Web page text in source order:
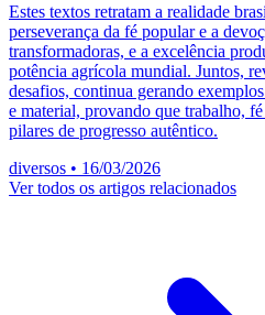
Estes textos retratam a realidade
perseverança da fé popular e a
transformadoras, e a excelência
potência agrícola mundial. Juntos,
desafios, continua gerando
e material, provando que trabalho,
pilares de progresso autêntico.
diversos • 16/03/2026
Ver todos os artigos relacionados